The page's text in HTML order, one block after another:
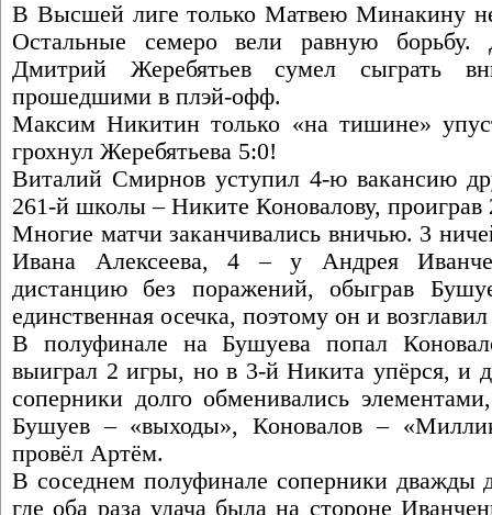
В Высшей лиге только Матвею Минакину
Остальные семеро вели равную
Дмитрий Жеребятьев сумел сыграть
прошедшими в плэй-офф.
Максим Никитин только «на тишине»
грохнул Жеребятьева 5:0!
Виталий Смирнов уступил 4-ю вакансию
261-й школы – Никите Коновалову, проиграв
Многие матчи заканчивались вничью. 3
Ивана Алексеева, 4 – у Андрея
дистанцию без поражений, обыграв
единственная осечка, поэтому он и
В полуфинале на Бушуева попал
выиграл 2 игры, но в 3-й Никита упёрся, и
соперники долго обменивались
Бушуев – «выходы», Коновалов –
провёл Артём.
В соседнем полуфинале соперники дважды
где оба раза удача была на стороне